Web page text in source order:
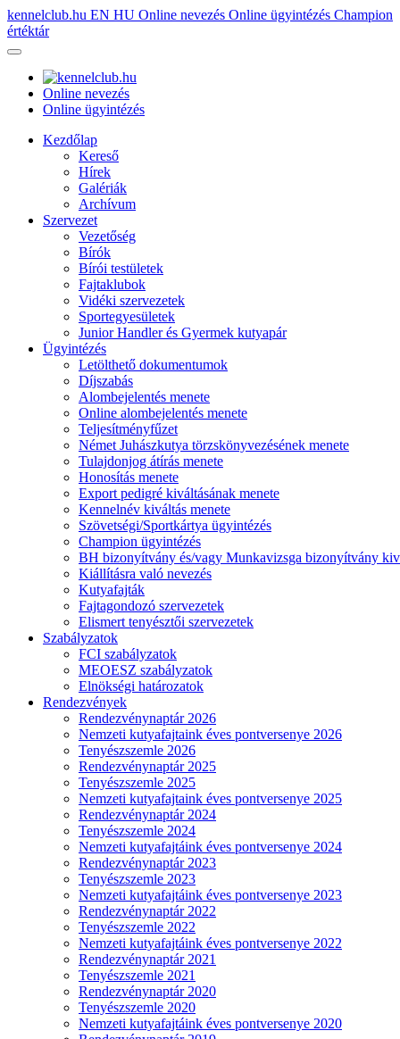
kennelclub.hu EN HU Online nevezés Online ügyintézés Champion
értéktár
Online nevezés
Online ügyintézés
Kezdőlap
Kereső
Hírek
Galériák
Archívum
Szervezet
Vezetőség
Bírók
Bírói testületek
Fajtaklubok
Vidéki szervezetek
Sportegyesületek
Junior Handler és Gyermek kutyapár
Ügyintézés
Letölthető dokumentumok
Díjszabás
Alombejelentés menete
Online alombejelentés menete
Teljesítményfűzet
Német Juhászkutya törzskönyvezésének menete
Tulajdonjog átírás menete
Honosítás menete
Export pedigré kiváltásának menete
Kennelnév kiváltás menete
Szövetségi/Sportkártya ügyintézés
Champion ügyintézés
BH bizonyítvány és/vagy Munkavizsga bizonyítvány
Kiállításra való nevezés
Kutyafajták
Fajtagondozó szervezetek
Elismert tenyésztői szervezetek
Szabályzatok
FCI szabályzatok
MEOESZ szabályzatok
Elnökségi határozatok
Rendezvények
Rendezvénynaptár 2026
Nemzeti kutyafajtaink éves pontversenye 2026
Tenyészszemle 2026
Rendezvénynaptár 2025
Tenyészszemle 2025
Nemzeti kutyafajtaink éves pontversenye 2025
Rendezvénynaptár 2024
Tenyészszemle 2024
Nemzeti kutyafajtáink éves pontversenye 2024
Rendezvénynaptár 2023
Tenyészszemle 2023
Nemzeti kutyafajtáink éves pontversenye 2023
Rendezvénynaptár 2022
Tenyészszemle 2022
Nemzeti kutyafajtáink éves pontversenye 2022
Rendezvénynaptár 2021
Tenyészszemle 2021
Rendezvénynaptár 2020
Tenyészszemle 2020
Nemzeti kutyafajtáink éves pontversenye 2020